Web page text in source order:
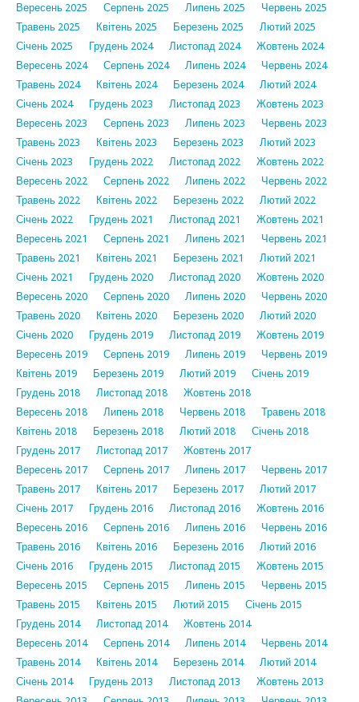
Вересень 2025
Серпень 2025 Липень 2025
Червень 2025
Травень 2025
Квітень 2025 Березень 2025
Лютий 2025
Січень 2025
Грудень 2024 Листопад 2024
Жовтень 2024
Вересень 2024
Серпень 2024 Липень 2024
Червень 2024
Травень 2024
Квітень 2024 Березень 2024
Лютий 2024
Січень 2024
Грудень 2023 Листопад 2023
Жовтень 2023
Вересень 2023
Серпень 2023 Липень 2023
Червень 2023
Травень 2023
Квітень 2023 Березень 2023
Лютий 2023
Січень 2023
Грудень 2022 Листопад 2022
Жовтень 2022
Вересень 2022
Серпень 2022 Липень 2022
Червень 2022
Травень 2022
Квітень 2022 Березень 2022
Лютий 2022
Січень 2022
Грудень 2021 Листопад 2021
Жовтень 2021
Вересень 2021
Серпень 2021 Липень 2021
Червень 2021
Травень 2021
Квітень 2021 Березень 2021
Лютий 2021
Січень 2021
Грудень 2020 Листопад 2020
Жовтень 2020
Вересень 2020
Серпень 2020 Липень 2020
Червень 2020
Травень 2020
Квітень 2020 Березень 2020
Лютий 2020
Січень 2020
Грудень 2019 Листопад 2019
Жовтень 2019
Вересень 2019
Серпень 2019 Липень 2019
Червень 2019
Квітень 2019
Березень 2019 Лютий 2019
Січень 2019
Грудень 2018
Листопад 2018
Жовтень 2018
Вересень 2018
Липень 2018 Червень 2018
Травень 2018
Квітень 2018
Березень 2018 Лютий 2018
Січень 2018
Грудень 2017
Листопад 2017
Жовтень 2017
Вересень 2017
Серпень 2017 Липень 2017
Червень 2017
Травень 2017
Квітень 2017 Березень 2017
Лютий 2017
Січень 2017
Грудень 2016 Листопад 2016
Жовтень 2016
Вересень 2016
Серпень 2016 Липень 2016
Червень 2016
Травень 2016
Квітень 2016 Березень 2016
Лютий 2016
Січень 2016
Грудень 2015 Листопад 2015
Жовтень 2015
Вересень 2015
Серпень 2015 Липень 2015
Червень 2015
Травень 2015
Квітень 2015 Лютий 2015
Січень 2015
Грудень 2014
Листопад 2014
Жовтень 2014
Вересень 2014
Серпень 2014 Липень 2014
Червень 2014
Травень 2014
Квітень 2014 Березень 2014
Лютий 2014
Січень 2014
Грудень 2013 Листопад 2013
Жовтень 2013